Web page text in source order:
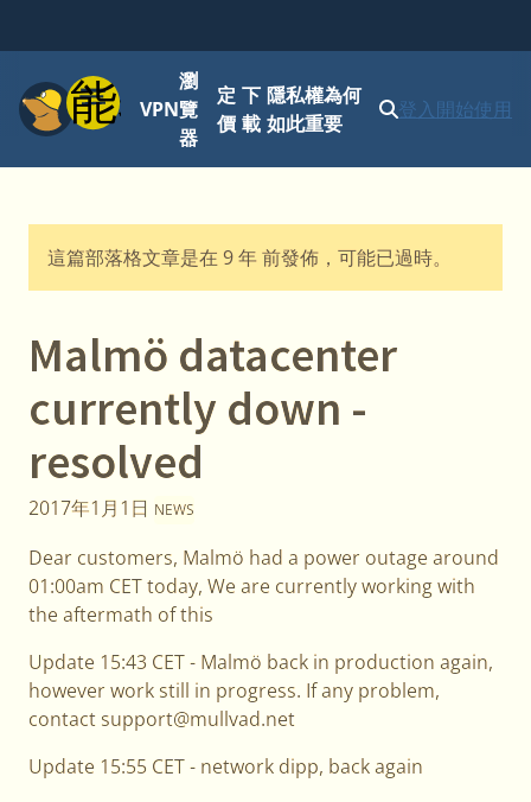
功能表
VPN
瀏
覽
器
定
價
下
載
隱私權為何
如此重要
登入開始使用
這篇部落格文章是在 9 年 前發佈，可能已過時。
Malmö datacenter
currently down -
resolved
2017年1月1日 NEWS
Dear customers, Malmö had a power outage around
01:00am CET today, We are currently working with
the aftermath of this
Update 15:43 CET - Malmö back in production again,
however work still in progress. If any problem,
contact support@mullvad.net
Update 15:55 CET - network dipp, back again